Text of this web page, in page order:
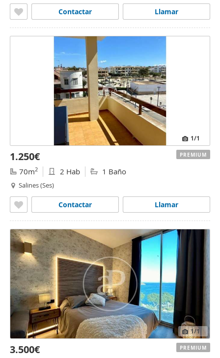
Llamar
Contactar
1/1
1.250€
70m2 2 Hab 1 Baño
Salines (Ses)
Llamar
Contactar
PREMIUM
1/1
3.500€ PREMIUM